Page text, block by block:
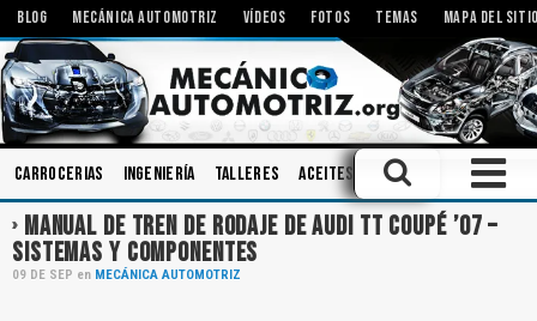
BLOG MECÁNICA AUTOMOTRIZ VÍDEOS FOTOS TEMAS MAPA DEL
Carrocerias Ingeniería Talleres Aceites Embrague
MANUAL DE TREN DE RODAJE DE AUDI TT COUPÉ ’07 –
SISTEMAS Y COMPONENTES
09 DE SEP en MECÁNICA AUTOMOTRIZ